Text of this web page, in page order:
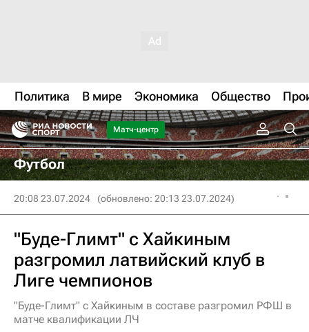
Политика В мире Экономика Общество
Матч-центр
Футбол
20:08 23.07.2024 (обновлено: 20:13 23.07.2024)
"Буде-Глимт" с Хайкиным
разгромил латвийский клуб в
Лиге чемпионов
"Буде-Глимт" с Хайкиным в составе разгромил РФШ в
матче квалификации ЛЧ